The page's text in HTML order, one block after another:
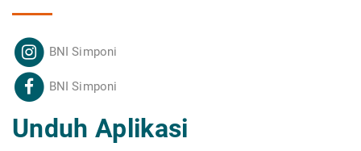
BNI Simponi
BNI Simponi
Unduh Aplikasi